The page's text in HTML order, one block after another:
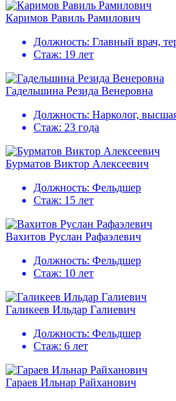
Каримов Равиль Рамилович
Должность: Главный врач,
Стаж: 19 лет
Гадельшина Резида Венеровна
Должность: Нарколог,
Стаж: 23 года
Бурматов Виктор Алексеевич
Должность: Фельдшер
Стаж: 15 лет
Вахитов Руслан Рафаэлевич
Должность: Фельдшер
Стаж: 10 лет
Галикеев Ильдар Галиевич
Должность: Фельдшер
Стаж: 6 лет
Гараев Ильнар Райханович